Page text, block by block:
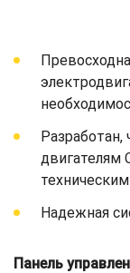
двигателям
Надежная
Панель